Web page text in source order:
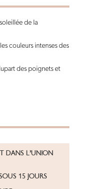
de la
couleurs intenses des
des poignets et
DANS L’UNION
15 JOURS